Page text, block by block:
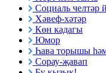
Социаль челтәр
Хәвеф-хәтәр
Көн кадагы
Юмор
Һава торышы
Сорау-җавап